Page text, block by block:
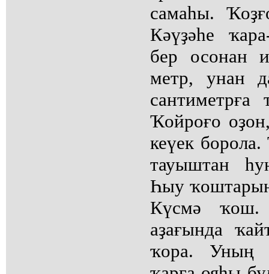
самаһы.
Кәүҙәһе
бер осонан
метр, унан
сантиметрға
Ҡойроғо
кеүек борола.
тауыштан
Һыу
Күсмә ҡош.
аҙағында
ҡора. Уның